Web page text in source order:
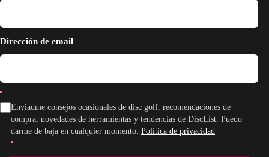
Dirección de email
Enviadme consejos ocasionales de disc golf, recomendaciones de
compra, novedades de herramientas y tendencias de DiscList. Puedo
darme de baja en cualquier momento. Política de privacidad